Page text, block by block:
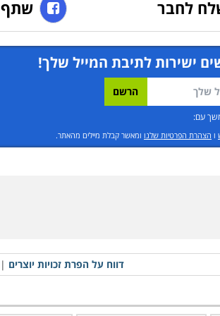
לחבר שתף
ישירות לתיבת המייל שלך!
עם:
ו הצהרת הפרטיות שלנו ומאשר קבלת מיילים מהאתר.
דווח על הפרת זכויות יוצרים |